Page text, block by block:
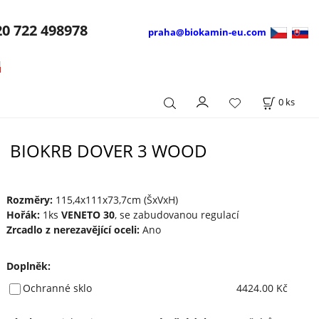
722 498978 praha@biokamin-eu.com
0 ks
BIOKRB DOVER 3 WOOD
Rozměry:115,4x111x73,7cm (ŠxVxH)
Hořák:1ks VENETO 30, se zabudovanou regulací
Zrcadlo z nerezavějící oceli:Ano
Doplněk:
Ochranné sklo
4424.00 Kč